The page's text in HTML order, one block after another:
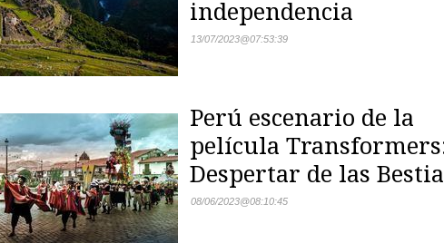
independencia
13/07/2023@07:53:39
Perú escenario de la
película
Despertar de las
08/06/2023@08:10:45